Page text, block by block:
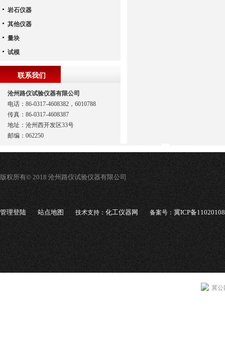
岩石仪器
其他仪器
量块
试模
联系我们
沧州路仪试验仪器有限公司
电话：86-0317-4608382，6010788
传真：86-0317-4608387
地址：沧州西开发区33号
邮编：062250
版权所有© 2018 沧州路仪试验仪器有限公司
管理登陆 站点地图 技术支持：化工仪器网 备案号：冀ICP备
冀公